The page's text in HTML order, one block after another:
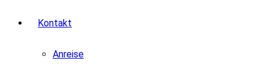
Kontakt
Anreise